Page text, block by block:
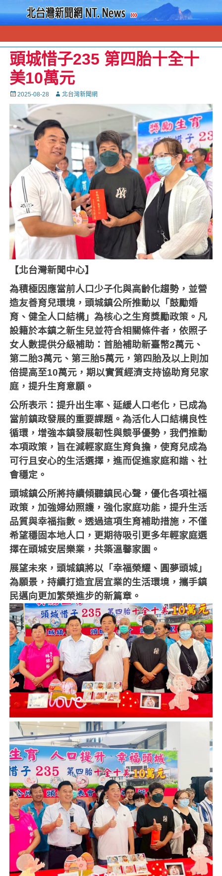
頭城惜子235 第四胎十全十
美10萬元
Posted
on
2025-08-28 Autor北台灣新聞網
【北台灣新聞中心】
為積極因應當前人口少子化與高齡化趨勢，並營
造友善育兒環境，頭城鎮公所推動以「鼓勵婚
育、健全人口結構」為核心之生育獎勵政策。凡
設籍於本鎮之新生兒並符合相關條件者，依照子
女人數提供分級補助：首胎補助新臺幣2萬元、
第二胎3萬元、第三胎5萬元，第四胎及以上則加
倍提高至10萬元，期以實質經濟支持協助育兒家
庭，提升生育意願。
公所表示：提升出生率、延緩人口老化，已成為
當前鎮政發展的重要課題。為活化人口結構良性
循環，增強本鎮發展韌性與競爭優勢，我們推動
本項政策，旨在減輕家庭生育負擔，使育兒成為
可行且安心的生活選擇，進而促進家庭和諧、社
會穩定。
頭城鎮公所將持續傾聽鎮民心聲，優化各項社福
政策，加強婦幼照護，強化家庭功能，提升生活
品質與幸福指數。透過這項生育補助措施，不僅
希望穩固本地人口，更期待吸引更多年輕家庭選
擇在頭城安居樂業，共築溫馨家園。
展望未來，頭城鎮將以「幸福榮耀、圓夢頭城」
為願景，持續打造宜居宜業的生活環境，攜手鎮
民邁向更加繁榮進步的新篇章。